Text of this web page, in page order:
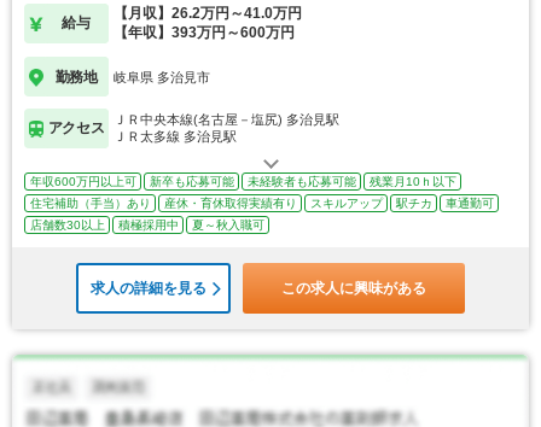
給与
【月収】26.2万円～41.0万円
【年収】393万円～600万円
勤務地 岐阜県 多治見市
アクセス
ＪＲ中央本線(名古屋－塩尻) 多治見駅
ＪＲ太多線 多治見駅
年収600万円以上可 新卒も応募可能 未経験者も応募可能
残業月10ｈ以下
住宅補助（手当）あり
産休・育休取得実績有り スキルアップ 駅チカ
車通勤可
店舗数30以上
積極採用中 夏～秋入職可
求人の詳細を見る この求人に興味がある